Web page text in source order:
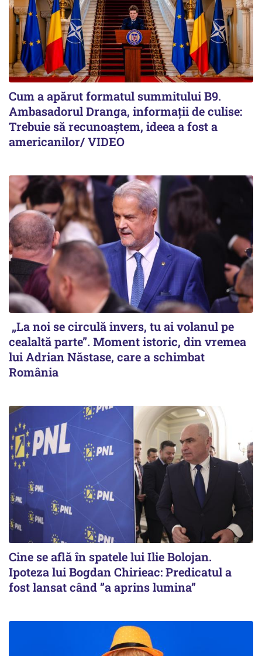
Cum a apărut formatul summitului B9.
Ambasadorul Dranga, informații de culise:
Trebuie să recunoaștem, ideea a fost a
americanilor/ VIDEO
„La noi se circulă invers, tu ai volanul pe
cealaltă parte”. Moment istoric, din vremea
lui Adrian Năstase, care a schimbat
România
Cine se află în spatele lui Ilie Bolojan.
Ipoteza lui Bogdan Chirieac: Predicatul a
fost lansat când ”a aprins lumina”